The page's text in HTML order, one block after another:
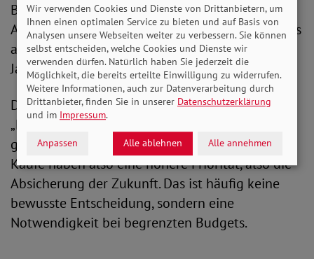
Befragten vor allem bei der privaten
Altersvorsorge. Nur noch 51 Prozent nennen dies
als größtes Motiv zum Sparen, im vergangenen
Jahr waren es noch 5 Prozent mehr.
Den größten Zuwachs gab es beim Punkt
„Konsum“, womit das Sparen für geplante
größere Anschaffungen gemeint ist. Kurzfristige
Käufe haben also eine höhere Priorität, also die
Absicherung der Zukunft. Das ist häufig keine
bewusste Entscheidung, sondern eine
Notwendigkeit bei begrenzten Budgets.
Wir verwenden Cookies und Dienste von Drittanbietern, um
Ihnen einen optimalen Service zu bieten und auf Basis von
Analysen unsere Webseiten weiter zu verbessern. Sie können
selbst entscheiden, welche Cookies und Dienste wir
verwenden dürfen. Natürlich haben Sie jederzeit die
Möglichkeit, die bereits erteilte Einwilligung zu widerrufen.
Weitere Informationen, auch zur Datenverarbeitung durch
Drittanbieter, finden Sie in unserer Datenschutzerklärung
und im Impressum.
Anpassen Alle ablehnen Alle annehmen